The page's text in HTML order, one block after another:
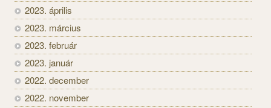
2023. április
2023. március
2023. február
2023. január
2022. december
2022. november